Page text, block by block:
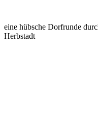
eine hübsche Dorfrunde
Herbstadt